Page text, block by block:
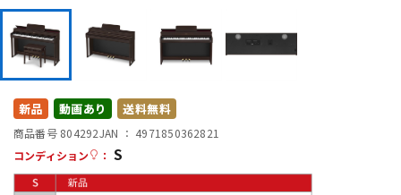
DTM オンライン納品 レコーディング機器
配信/ライブ機器
新品 動画あり 送料無料
商品番号 804292JAN ： 4971850362821
コンディション
： S